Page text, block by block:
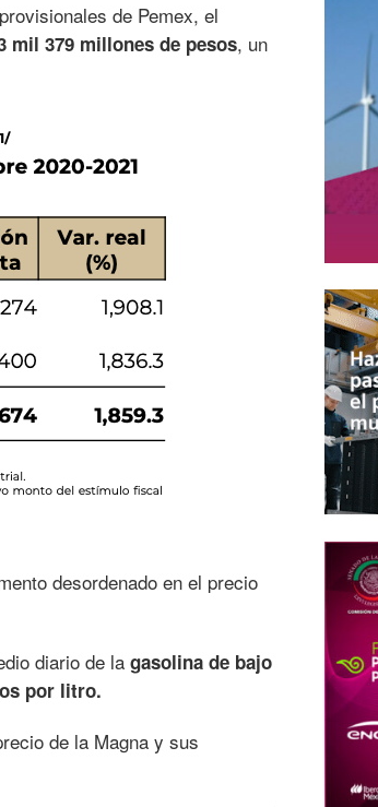
de Pemex, el
mil 379 millones de pesos, un
desordenado en el precio
diario de la gasolina de bajo
por litro.
de la Magna y sus